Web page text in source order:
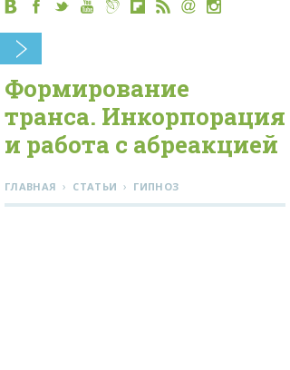
Формирование
транса. Инкорпорация
и работа с абреакцией
ГЛАВНАЯ › СТАТЬИ › ГИПНОЗ